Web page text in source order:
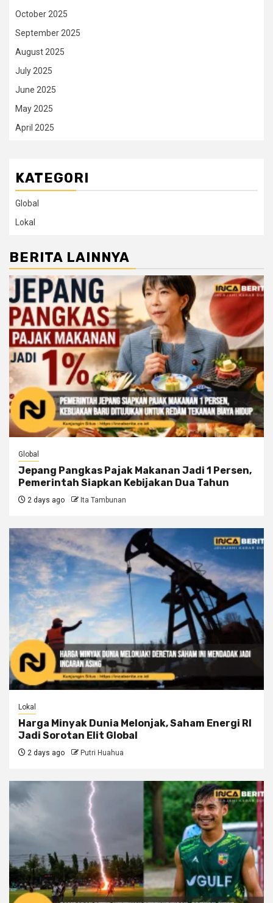
October 2025
September 2025
August 2025
July 2025
June 2025
May 2025
April 2025
KATEGORI
Global
Lokal
BERITA LAINNYA
Global
Jepang Pangkas Pajak Makanan Jadi 1 Persen,
Pemerintah Siapkan Kebijakan Dua Tahun
2 days ago Ita Tambunan
Lokal
Harga Minyak Dunia Melonjak, Saham Energi RI
Jadi Sorotan Elit Global
2 days ago Putri Huahua